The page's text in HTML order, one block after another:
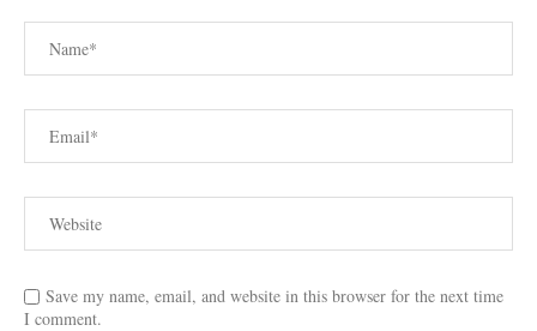
Save my name, email, and website in this browser for the next time
I comment.